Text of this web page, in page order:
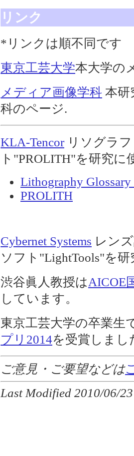
リンク
*リンクは順不同です
東京工芸大学本大学の
メディア画像学科 本研
科のページ.
KLA-Tencor リソグラ
ト"PROLITH"を研究に
Lithography
PROLITH
Cybernet Systems レン
ソフト"LightTools"を
渋谷眞人教授はAICOE
しています。
東京工芸大学の卒業生
プリ2014を受賞しまし
ご意見・ご要望などは
Last Modified 2010/06/